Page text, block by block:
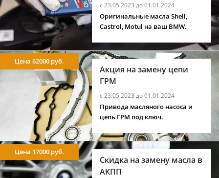
с 23.05.2023 до 01.01.2024
Оригинальные масла Shell,
Castrol, Motul на ваш BMW.
Акция на замену цепи
ГРМ
с 23.05.2023 до 01.01.2024
Цена 62000 руб.
Привода масляного насоса и
цепь ГРМ под ключ.
Скидка на замену масла в
АКПП
Цена 17000 руб.